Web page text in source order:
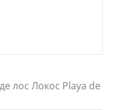
лос Локос Playa de